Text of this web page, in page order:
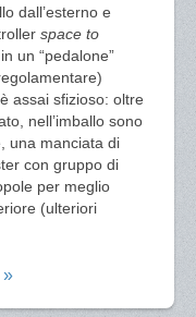
dall’esterno e
space to
un “pedalone”
assai sfizioso: oltre
nell’imballo sono
una manciata di
con gruppo di
per meglio
(ulteriori